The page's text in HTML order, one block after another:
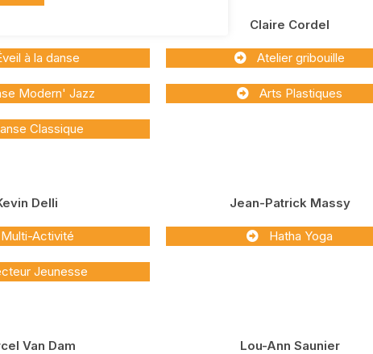
à la danse
Modern' Jazz
Classique
Claire Cordel
Atelier gribouille
Arts Plastiques
Delli
Multi-Activité
Jeunesse
Jean-Patrick Massy
Hatha Yoga
Van Dam Lou-Ann Saunier